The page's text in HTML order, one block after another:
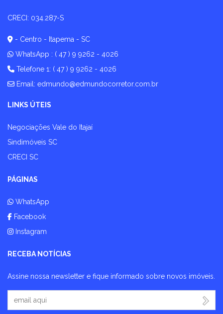
CRECI: 034.287-S
- Centro - Itapema - SC
WhatsApp : ( 47 ) 9 9262 - 4026
Telefone 1: ( 47 ) 9 9262 - 4026
Email: edmundo@edmundocorretor.com.br
LINKS ÚTEIS
Negociações Vale do Itajaí
Sindimóveis SC
CRECI SC
PÁGINAS
WhatsApp
Facebook
Instagram
RECEBA NOTÍCIAS
Assine nossa newsletter e fique informado sobre novos imóveis.
Seu Email